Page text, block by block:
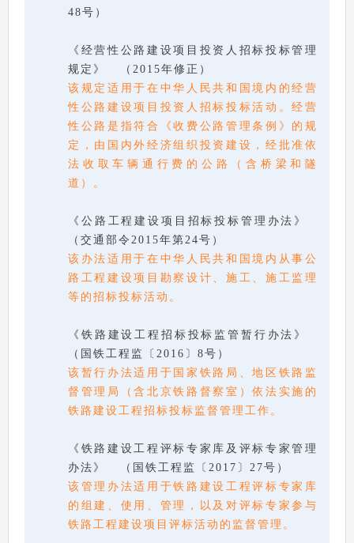
48号）
《经营性公路建设项目投资人招标投标管理
规定》 （2015年修正）
该规定适用于在中华人民共和国境内的经营
性公路建设项目投资人招标投标活动。经营
性公路是指符合《收费公路管理条例》的规
定，由国内外经济组织投资建设，经批准依
法收取车辆通行费的公路（含桥梁和隧
道）。
《公路工程建设项目招标投标管理办法》
（交通部令2015年第24号）
该办法适用于在中华人民共和国境内从事公
路工程建设项目勘察设计、施工、施工监理
等的招标投标活动。
《铁路建设工程招标投标监管暂行办法》
（国铁工程监〔2016〕8号）
该暂行办法适用于国家铁路局、地区铁路监
督管理局（含北京铁路督察室）依法实施的
铁路建设工程招标投标监督管理工作。
《铁路建设工程评标专家库及评标专家管理
办法》 （国铁工程监〔2017〕27号）
该管理办法适用于铁路建设工程评标专家库
的组建、使用、管理，以及对评标专家参与
铁路工程建设项目评标活动的监督管理。